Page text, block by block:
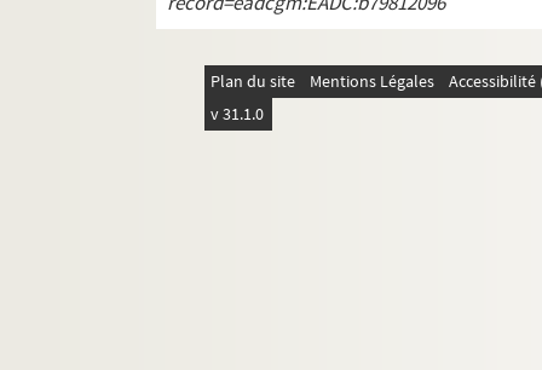
Plan du site Mentions Légales
v 31.1.0